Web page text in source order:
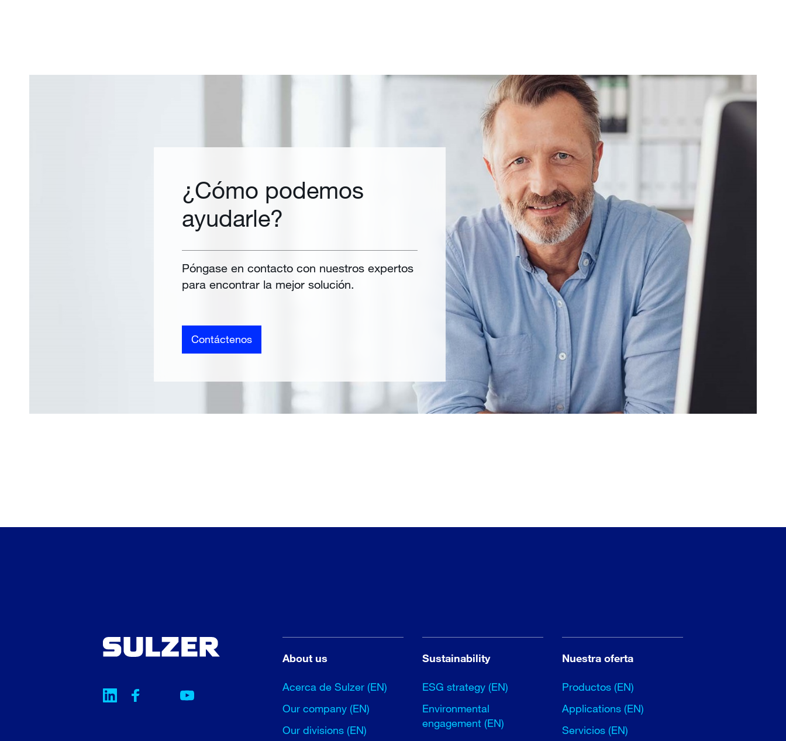
¿Cómo podemos
ayudarle?
Póngase en contacto con nuestros expertos
para encontrar la mejor solución.
Contáctenos
About us
Acerca de Sulzer (EN)
Our company (EN)
Our divisions (EN)
Sustainability
ESG strategy (EN)
Environmental
engagement (EN)
Nuestra oferta
Productos (EN)
Applications (EN)
Servicios (EN)